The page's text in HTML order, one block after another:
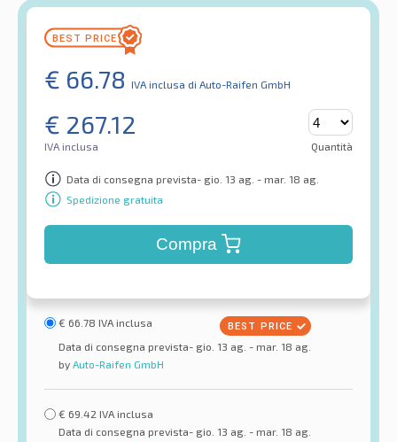
€ 66.78 IVA inclusa di Auto-Raifen GmbH
€ 267.12
IVA inclusa Quantità
Data di consegna prevista- gio. 13 ag. - mar. 18 ag.
Spedizione gratuita
Compra
€ 66.78 IVA inclusa
Data di consegna prevista- gio. 13 ag. - mar. 18 ag.
by Auto-Raifen GmbH
€ 69.42 IVA inclusa
Data di consegna prevista- gio. 13 ag. - mar. 18 ag.